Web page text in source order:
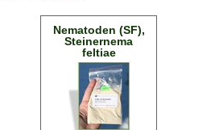
Nematoden (SF),
Steinernema
feltiae